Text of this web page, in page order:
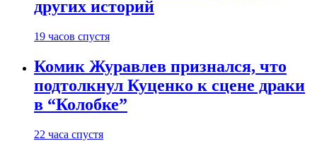
других историй
19 часов спустя
Комик Журавлев признался, что
подтолкнул Куценко к сцене драки
в “Колобке”
22 часа спустя